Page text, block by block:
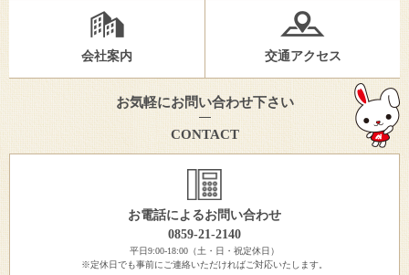
会社案内 交通アクセス
お気軽にお問い合わせ下さい
CONTACT
お電話によるお問い合わせ
0859-21-2140
平日9:00-18:00（土・日・祝定休日）
※定休日でも事前にご連絡いただければご対応いたします。